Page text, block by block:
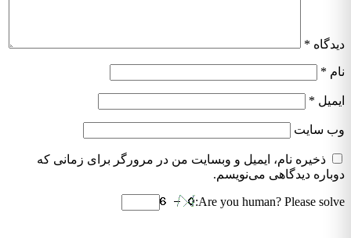
دیدگاه *
نام *
ایمیل *
وب‌ سایت
ذخیره نام، ایمیل و وبسایت من در مرورگر برای زمانی که
دوباره دیدگاهی می‌نویسم.
Are you human? Please solve: